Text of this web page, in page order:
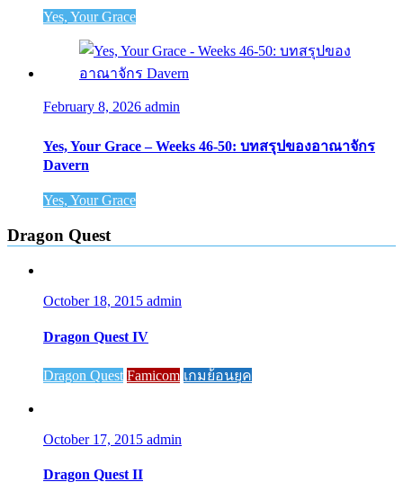
Yes, Your Grace
February 8, 2026 admin
Yes, Your Grace – Weeks 46-50: บทสรุปของอาณาจักร
Davern
Yes, Your Grace
Dragon Quest
October 18, 2015 admin
Dragon Quest IV
Dragon Quest Famicom เกมย้อนยุค
October 17, 2015 admin
Dragon Quest II